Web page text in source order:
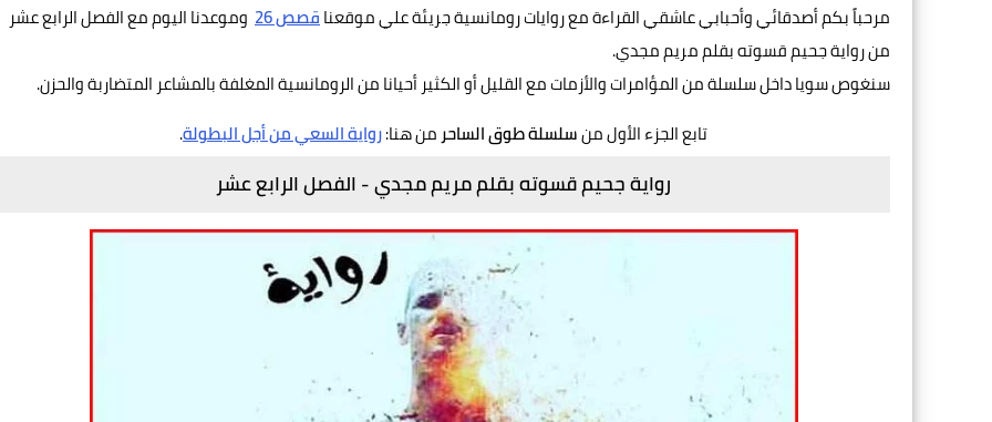
مرحباً بكم أصدقائي وأحبابي عاشقي القراءة مع روايات رومانسية جريئة علي موقعناقصص 26
وموعدنا اليوم مع الفصل الرابع عشر
منرواية جحيم قسوته بقلم مريم مجدي.
سنغوص سويا داخلسلسلة من المؤامرات والأزمات مع القليل أو الكثير أحيانا من الرومانسية المغلفة بالمشاعر المتضاربة والحزن.
تابع الجزء الأول منسلسلة طوق الساحرمن هنا:رواية السعي من أجل البطولة.
رواية جحيم قسوته بقلم مريم مجدي - الفصل الرابع عشر